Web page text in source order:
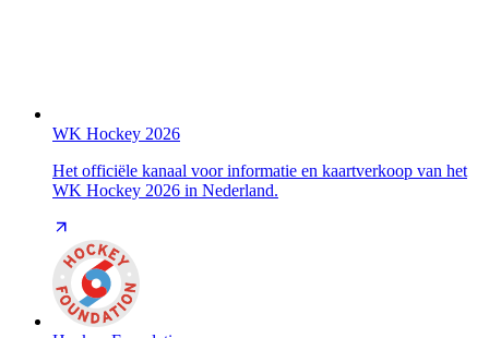
WK Hockey 2026
Het officiële kanaal voor informatie en kaartverkoop van het
WK Hockey 2026 in Nederland.